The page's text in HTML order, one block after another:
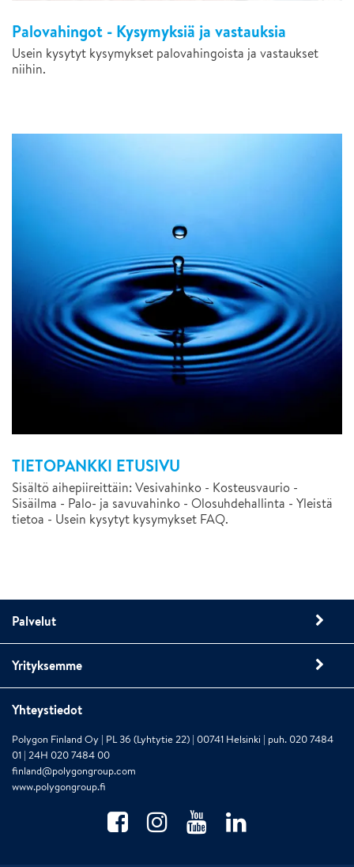
Palovahingot - Kysymyksiä ja vastauksia
Usein kysytyt kysymykset palovahingoista ja vastaukset
niihin.
TIETOPANKKI ETUSIVU
Sisältö aihepiireittäin: Vesivahinko - Kosteusvaurio -
Sisäilma - Palo- ja savuvahinko - Olosuhdehallinta - Yleistä
tietoa - Usein kysytyt kysymykset FAQ.
Palvelut
Yrityksemme
Yhteystiedot
Polygon Finland Oy | PL 36 (Lyhtytie 22) | 00741 Helsinki | puh. 020 7484
01 | 24H 020 7484 00
finland@polygongroup.com
www.polygongroup.fi